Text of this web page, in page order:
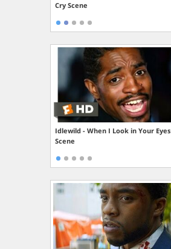
Cry Scene
Idlewild - When I Look in Your Eyes
Scene